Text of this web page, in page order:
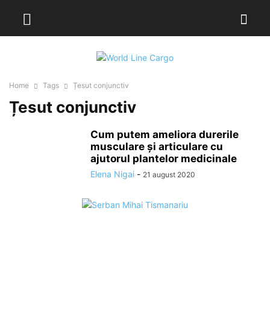
Home Tags Țesut conjunctiv
Țesut conjunctiv
Cum putem ameliora durerile
musculare și articulare cu
ajutorul plantelor medicinale
Elena Nigai - 21 august 2020